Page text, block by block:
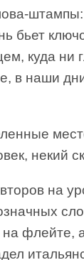
бьет
куда ни
в наши
некий
на
на флейте,